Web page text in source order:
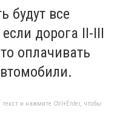
будут все
дорога ІІ-ІІІ
оплачивать
и нажмите Ctrl+Enter, чтобы